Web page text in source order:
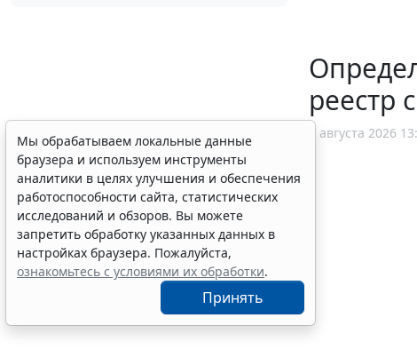
реестр
7 августа 2026
Мы обрабатываем локальные данные
браузера и используем инструменты
аналитики в целях улучшения и обеспечения
работоспособности сайта, статистических
исследований и обзоров. Вы можете
запретить обработку указанных данных в
настройках браузера. Пожалуйста,
ознакомьтесь с условиями их обработки.
Принять